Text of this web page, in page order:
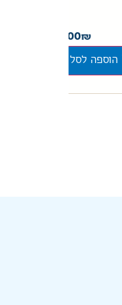
30.00
הוספה לסל